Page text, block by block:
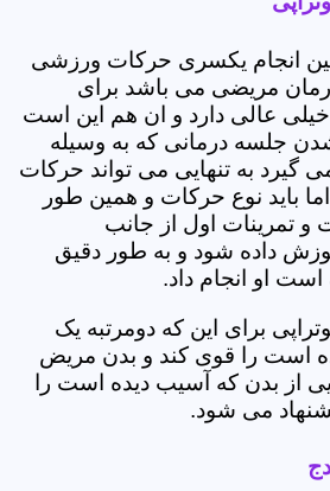
انجام یکسری حرکات ورزشی
مریضی می باشد برای
عالی دارد و ان هم این است
شدن جلسه درمانی که به وسیله
گیرد به تنهایی می تواند حرکات
باید نوع حرکات و همین طور
و تمرینات اول از جانب
داده شود و به طور دقیق
او انجام داد.
برای این که دومرتبه یک
را قوی کند و بدن مریض
از بدن که آسیب دیده است را
می شود.